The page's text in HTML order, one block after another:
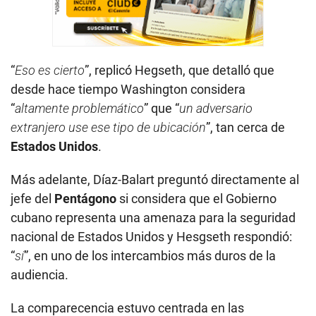
“Eso es cierto”, replicó Hegseth, que detalló que
desde hace tiempo Washington considera
“altamente problemático” que “un adversario
extranjero use ese tipo de ubicación”, tan cerca de
Estados Unidos.
Más adelante, Díaz-Balart preguntó directamente al
jefe del Pentágono si considera que el Gobierno
cubano representa una amenaza para la seguridad
nacional de Estados Unidos y Hesgseth respondió:
“sí”, en uno de los intercambios más duros de la
audiencia.
La comparecencia estuvo centrada en las